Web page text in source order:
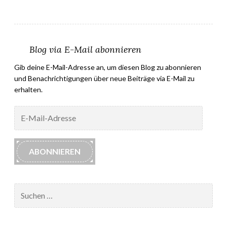
Blog via E-Mail abonnieren
Gib deine E-Mail-Adresse an, um diesen Blog zu abonnieren
und Benachrichtigungen über neue Beiträge via E-Mail zu
erhalten.
Mail-
Adresse
ABONNIEREN
nach: